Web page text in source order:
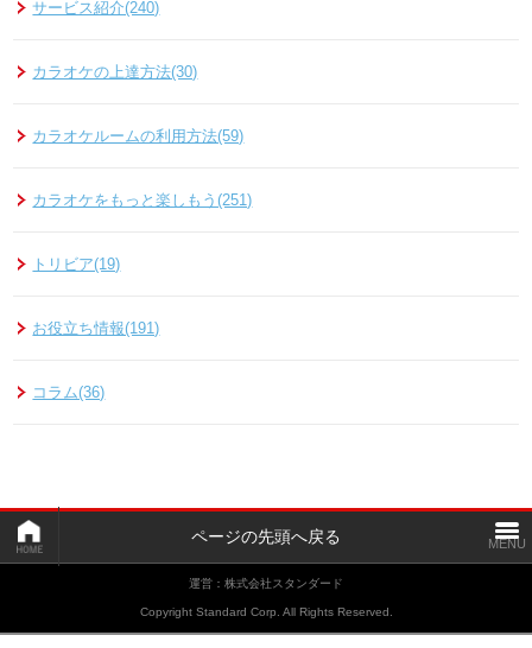
サービス紹介(240)
カラオケの上達方法(30)
カラオケルームの利用方法(59)
カラオケをもっと楽しもう(251)
トリビア(19)
お役立ち情報(191)
コラム(36)
ページの先頭へ戻る
運営：株式会社スタンダード
Copyright Standard Corp. All Rights Reserved.